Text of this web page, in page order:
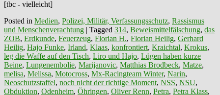
[tbc - vielleicht]
Posted in Medien, Polizei, Militär, Verfassungsschutz, Rassismus
und Menschenverachtung | Tagged 314, Beweismittelfälschung, das
ZOB, Erdkunde, Feuerzeug, Florian H., Florian Heilig, Gerhard
Heilig, Hajo Funke, Irland, Klaas, konfrontiert, Kraichtal, Krokus,
leg die Waffe auf den Tisch, Liro und Hajo, Lügen haben kurze
Beine, Lungenembolie, Marijanovic, Matthias Brodbeck, Matze,
melisa, Melissa, Motocross, Mx-Racingteam Winter, Narin,
Neoschutzstaffel, noch nicht der richtige Moment, NSS, NSU,
Obduktion, Odenheim, Öhringen, Oliver Renn, Petra, Petra Klass,